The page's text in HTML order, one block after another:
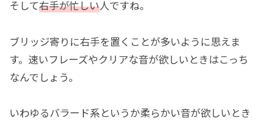
そして右手が忙しい人ですね。
ブリッジ寄りに右手を置くことが多いように思えま
す。速いフレーズやクリアな音が欲しいときはこっち
なんでしょう。
いわゆるバラード系というか柔らかい音が欲しいとき